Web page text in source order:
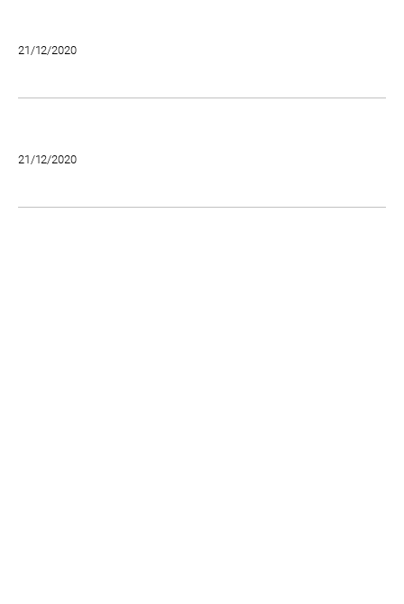
21/12/2020
21/12/2020